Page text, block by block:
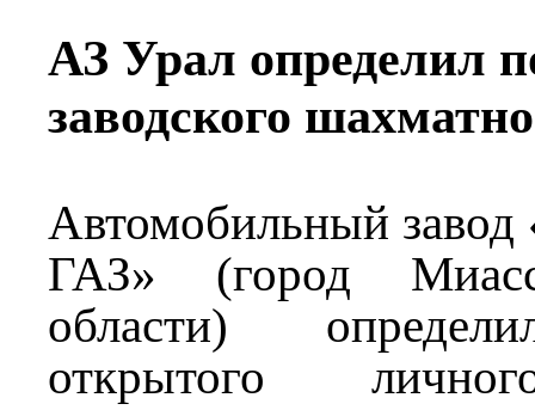
АЗ Урал определил
заводского
Автомобильный
ГАЗ» (город
области)
открытого